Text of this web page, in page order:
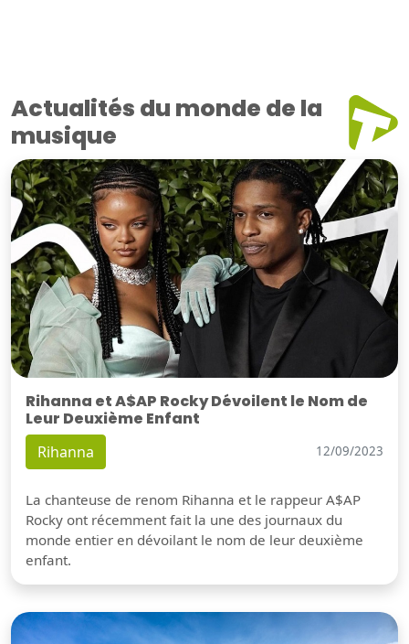
Actualités du monde de la
musique
Rihanna et A$AP Rocky Dévoilent le Nom de
Leur Deuxième Enfant
Rihanna 12/09/2023
La chanteuse de renom Rihanna et le rappeur A$AP
Rocky ont récemment fait la une des journaux du
monde entier en dévoilant le nom de leur deuxième
enfant.